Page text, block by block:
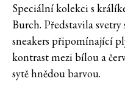
Speciální kolekci s
Burch. Představila
sneakers připomínající
kontrast mezi bílou a
sytě hnědou barvou.